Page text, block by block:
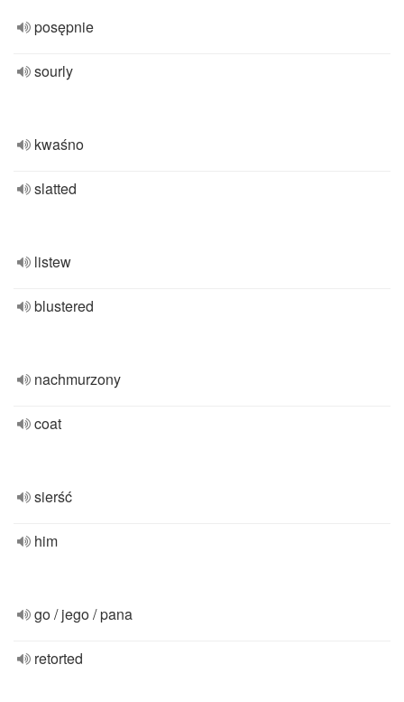
posępnie
sourly
kwaśno
slatted
listew
blustered
nachmurzony
coat
sierść
him
go / jego / pana
retorted